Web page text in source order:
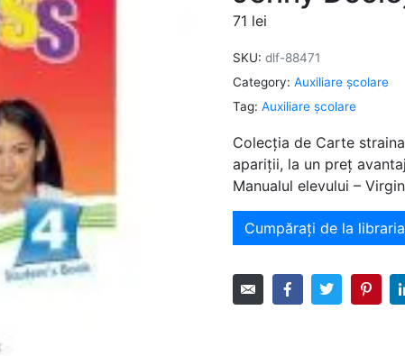
71 lei
SKU: dlf-88471
Category: Auxiliare şcolare
Tag: Auxiliare şcolare
Colecția de Carte
apariții, la un preț
Manualul elevului –
Cumpărați de la